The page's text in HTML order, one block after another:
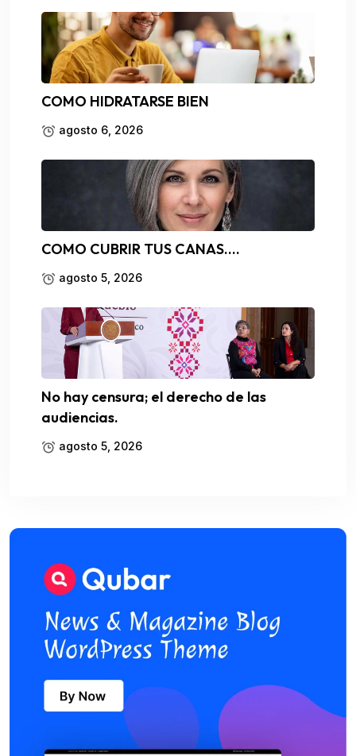
COMO HIDRATARSE BIEN
agosto 6, 2026
COMO CUBRIR TUS CANAS….
agosto 5, 2026
No hay censura; el derecho de las
audiencias.
agosto 5, 2026